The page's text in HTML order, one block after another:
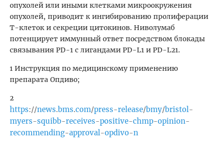
опухолей или иными клетками микроокружения
опухолей, приводит к ингибированию пролиферации
Т-клеток и секреции цитокинов. Ниволумаб
потенцирует иммунный ответ посредством блокады
связывания PD-1 с лигандами PD-L1 и PD-L21.
1 Инструкция по медицинскому применению
препарата Опдиво;
2
https://news.bms.com/press-release/bmy/bristol-
myers-squibb-receives-positive-chmp-opinion-
recommending-approval-opdivo-n